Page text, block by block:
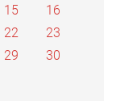
15
16
22
23
29
30